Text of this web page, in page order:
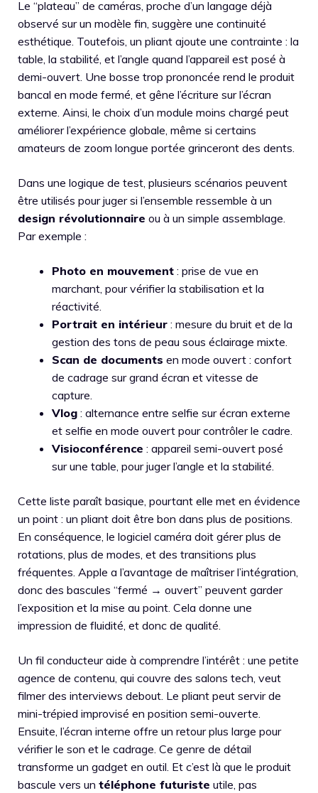
Le “plateau” de caméras, proche d’un langage déjà
observé sur un modèle fin, suggère une continuité
esthétique. Toutefois, un pliant ajoute une contrainte : la
table, la stabilité, et l’angle quand l’appareil est posé à
demi-ouvert. Une bosse trop prononcée rend le produit
bancal en mode fermé, et gêne l’écriture sur l’écran
externe. Ainsi, le choix d’un module moins chargé peut
améliorer l’expérience globale, même si certains
amateurs de zoom longue portée grinceront des dents.
Dans une logique de test, plusieurs scénarios peuvent
être utilisés pour juger si l’ensemble ressemble à un
design révolutionnaire ou à un simple assemblage.
Par exemple :
Photo en mouvement : prise de vue en
marchant, pour vérifier la stabilisation et la
réactivité.
Portrait en intérieur : mesure du bruit et de la
gestion des tons de peau sous éclairage mixte.
Scan de documents en mode ouvert : confort
de cadrage sur grand écran et vitesse de
capture.
Vlog : alternance entre selfie sur écran externe
et selfie en mode ouvert pour contrôler le cadre.
Visioconférence : appareil semi-ouvert posé
sur une table, pour juger l’angle et la stabilité.
Cette liste paraît basique, pourtant elle met en évidence
un point : un pliant doit être bon dans plus de positions.
En conséquence, le logiciel caméra doit gérer plus de
rotations, plus de modes, et des transitions plus
fréquentes. Apple a l’avantage de maîtriser l’intégration,
donc des bascules “fermé → ouvert” peuvent garder
l’exposition et la mise au point. Cela donne une
impression de fluidité, et donc de qualité.
Un fil conducteur aide à comprendre l’intérêt : une petite
agence de contenu, qui couvre des salons tech, veut
filmer des interviews debout. Le pliant peut servir de
mini-trépied improvisé en position semi-ouverte.
Ensuite, l’écran interne offre un retour plus large pour
vérifier le son et le cadrage. Ce genre de détail
transforme un gadget en outil. Et c’est là que le produit
bascule vers un téléphone futuriste utile, pas